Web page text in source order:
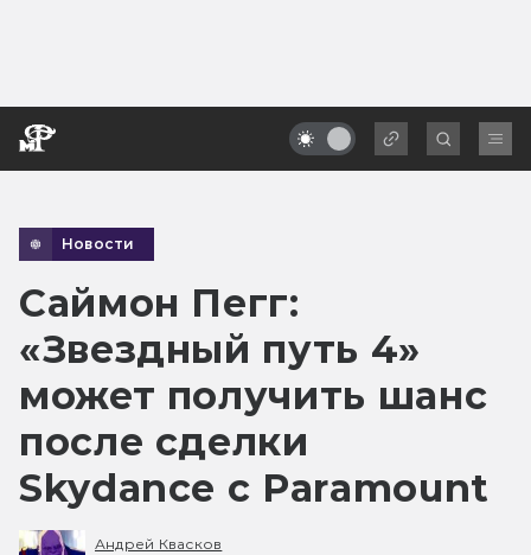
Новости
Саймон Пегг:
«Звездный путь 4»
может получить шанс
после сделки
Skydance с Paramount
Андрей Квасков